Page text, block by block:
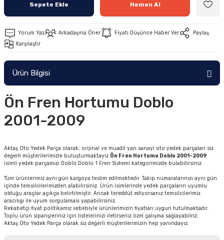
Sepete Ekle Hemen Al
Yorum Yaz Arkadaşına Öner Fiyatı Düşünce Haber Ver
Paylaş
Karşılaştır
Ürün Bilgisi
Ön Fren Hortumu Doblo
2001-2009
Aktaş Oto Yedek Parça olarak; orijinal ve muadil yan sanayi oto yedek parçaları siz
değerli müşterilerimizle buluşturmaktayız.Ön Fren Hortumu Doblo 2001-2009
isimli yedek parçamızı Doblo Doblo 1 Fren Sistemi kategorimizde bulabilirsiniz.
Tüm ürünlerimiz aynı gün kargoya teslim edilmektedir. Takip numaralarınızı aynı gün
içinde temsilcilerimizden alabilirsiniz. Ürün isimlerinde yedek parçaların uyumlu
olduğu araçlar açıkça belirtilmiştir. Ancak tereddüt ediyorsanız temsilcilerimiz
aracılığı ile uyum sorgulaması yapabilirsiniz.
Rekabetçi fiyat politikamız sebebiyle ürünlerimizin fiyatları uygun tutulmaktadır.
Toplu ürün siparişleriniz için listelerinizi iletirseniz özel çalışma sağlayabilriz.
Aktaş Oto Yedek Parça olarak siz değerli müşterilerimizin hep yanındayız.